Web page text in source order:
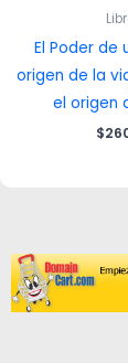
El Poder de
origen de la
el origen
$